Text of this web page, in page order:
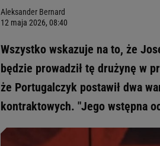
Aleksander Bernard
12 maja 2026, 08:40
Wszystko wskazuje na to, że
będzie prowadził tę drużynę w
że Portugalczyk postawił dwa
kontraktowych. "Jego wstępna